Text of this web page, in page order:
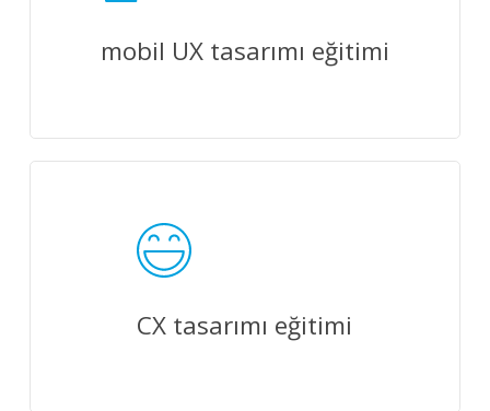
mobil UX tasarımı eğitimi
CX tasarımı eğitimi